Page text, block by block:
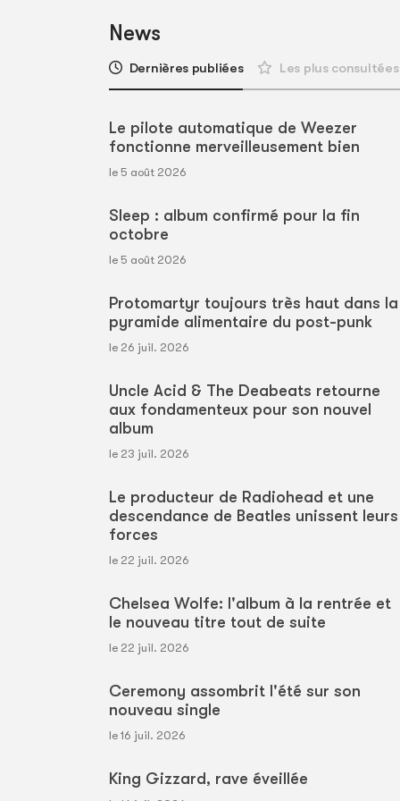
News
Dernières publiées Les plus consultées
Le pilote automatique de Weezer
fonctionne merveilleusement bien
le 5 août 2026
Sleep : album confirmé pour la fin
octobre
le 5 août 2026
Protomartyr toujours très haut dans la
pyramide alimentaire du post-punk
le 26 juil. 2026
Uncle Acid & The Deabeats retourne
aux fondamenteux pour son nouvel
album
le 23 juil. 2026
Le producteur de Radiohead et une
descendance de Beatles unissent leurs
forces
le 22 juil. 2026
Chelsea Wolfe: l'album à la rentrée et
le nouveau titre tout de suite
le 22 juil. 2026
Ceremony assombrit l'été sur son
nouveau single
le 16 juil. 2026
King Gizzard, rave éveillée